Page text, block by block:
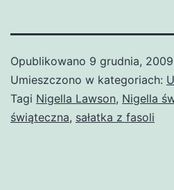
Opublikowano 9 grudnia, 2009
Umieszczono w kategoriach:
Tagi Nigella Lawson, Nigella
świąteczna, sałatka z fasoli